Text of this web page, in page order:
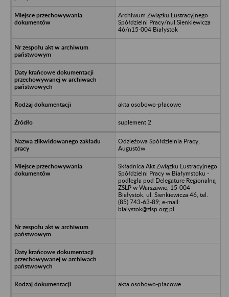
Archiwum Związku Lustracyjnego
Spółdzielni Pracy/nul.Sienkiewicza
46/n15-004 Białystok
akta osobowo-płacowe
suplement 2
Odzieżowa Spółdzielnia Pracy,
Augustów
Składnica Akt Związku Lustracyjnego
Spółdzielni Pracy w Białymstoku -
podległa pod Delegature Regionalną
ZSLP w Warszawie, 15-004
Białystok, ul. Sienkiewicza 46, tel.
(85) 743-63-89; e-mail:
bialystok@zlsp.org.pl
akta osobowo-płacowe